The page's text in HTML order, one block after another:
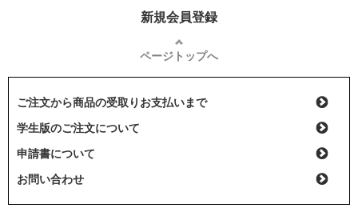
新規会員登録
ページトップへ
ご注文から商品の受取りお支払いまで
学生版のご注文について
申請書について
お問い合わせ